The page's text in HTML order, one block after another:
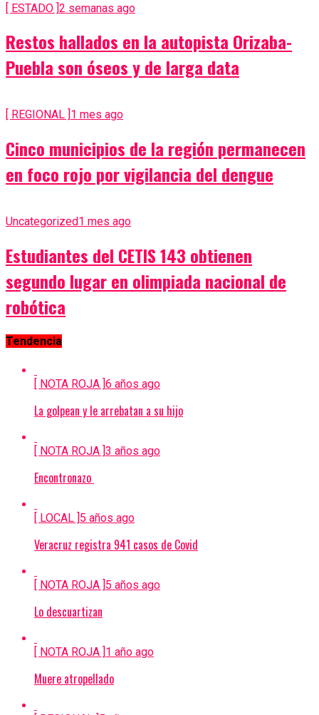
[ ESTADO ]2 semanas ago
Restos hallados en la autopista Orizaba-
Puebla son óseos y de larga data
[ REGIONAL ] 1 mes ago
Cinco municipios de la región permanecen
en foco rojo por vigilancia del dengue
Uncategorized1 mes ago
Estudiantes del CETIS 143 obtienen
segundo lugar en olimpiada nacional de
robótica
Tendencia
[ NOTA ROJA ]6 años ago
La golpean y le arrebatan a su hijo
[ NOTA ROJA ]3 años ago
Encontronazo
[ LOCAL ]5 años ago
Veracruz registra 941 casos de Covid
[ NOTA ROJA ]5 años ago
Lo descuartizan
[ NOTA ROJA ]1 año ago
Muere atropellado